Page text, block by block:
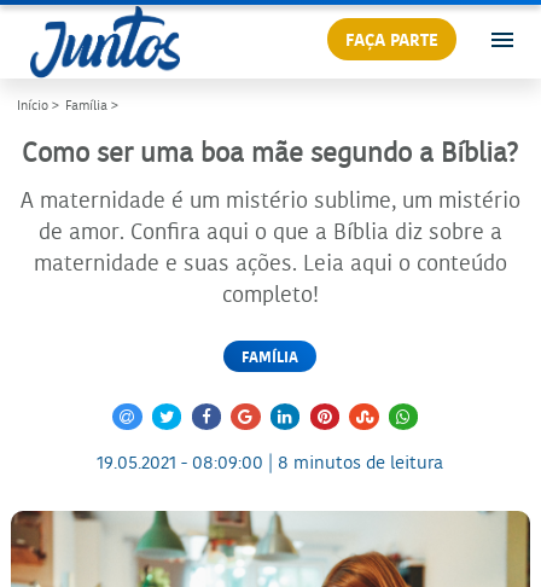
FAÇA PARTE
Início > Família >
Como ser uma boa mãe segundo a Bíblia?
A maternidade é um mistério sublime, um mistério
de amor. Confira aqui o que a Bíblia diz sobre a
maternidade e suas ações. Leia aqui o conteúdo
completo!
FAMÍLIA
19.05.2021 - 08:09:00 | 8 minutos de leitura